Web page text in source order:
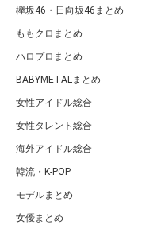
欅坂46・日向坂46まとめ
ももクロまとめ
ハロプロまとめ
BABYMETALまとめ
女性アイドル総合
女性タレント総合
海外アイドル総合
韓流・K-POP
モデルまとめ
女優まとめ